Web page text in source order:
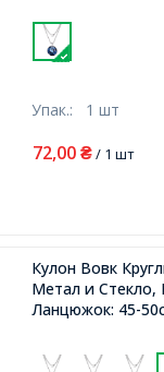
Упак.: 1 шт
72,00 ₴/ 1 шт
Кулон Вовк
Метал и Стекло,
Ланцюжок: 45-